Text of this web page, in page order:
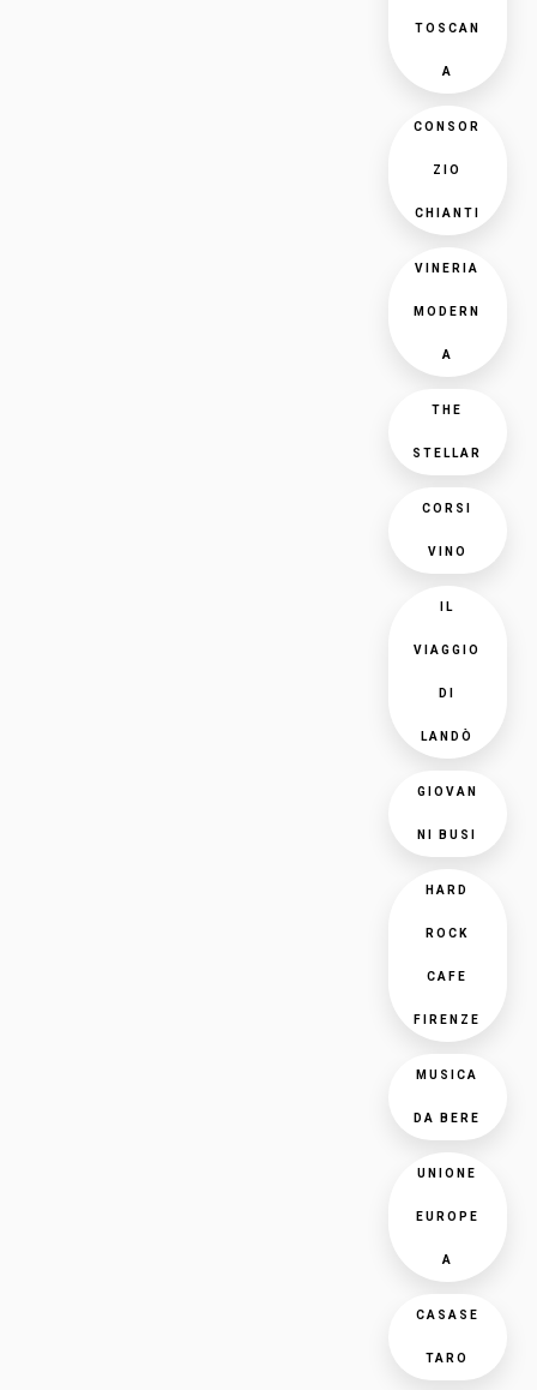
TOSCAN
A
CONSOR
ZIO
CHIANTI
VINERIA
MODERN
A
THE
STELLAR
CORSI
VINO
IL
VIAGGIO
DI
LANDÒ
GIOVAN
NI BUSI
HARD
ROCK
CAFE
FIRENZE
MUSICA
DA BERE
UNIONE
EUROPE
A
CASASE
TARO